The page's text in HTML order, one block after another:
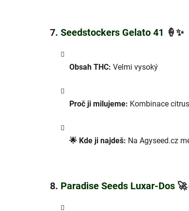
7. Seedstockers Gelato 41 🍦✨
Obsah THC: Velmi vysoký
Proč ji milujeme: Kombinace
🌟 Kde ji najdeš: Na Agyseed.cz
8. Paradise Seeds Luxar-Dos